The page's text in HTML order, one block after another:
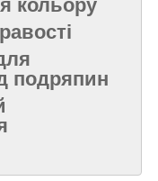
кольору
подряпин